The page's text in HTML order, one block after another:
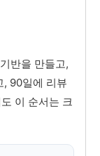
반을 만들고,
, 90일에 리뷰
이 순서는 크